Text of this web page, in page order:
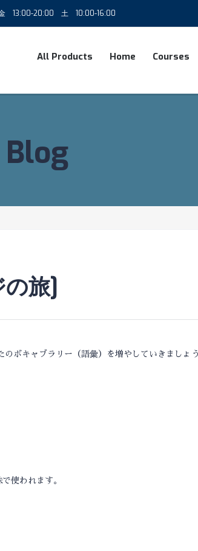
13:00-20:00 土 10:00-16:00
All Products Home Courses
Blog
の旅]
ボキャブラリー（語彙）を増やしていきましょう
使われます。